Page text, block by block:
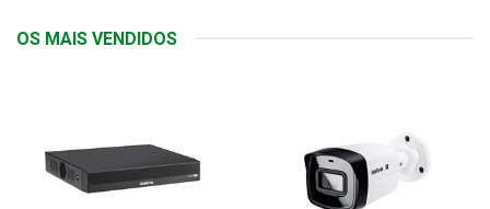
OS MAIS VENDIDOS